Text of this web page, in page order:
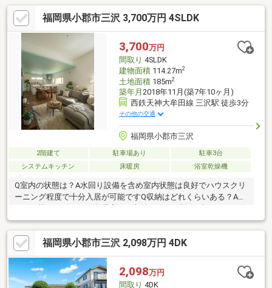
う物件をまとめてご紹介します。気になる物件は実際に現地へご
案内し、複数物件を比較ができます◎初めての住まい探しの方
も、安心してご相談ください！＼全国730店舗以上展開！／ハウ
スドゥだからこその豊富な情報量と実績を生かし、お客様の『夢
のかたち』を住まいとして実現できるようサポートします。
福岡県小郡市三沢 3,700万円 4SLDK
3,700万円
間取り 4SLDK
建物面積114.27m2
土地面積185m2
築年月 2018年11月(築7年10ヶ月)
西鉄天神大牟田線 三沢駅 徒歩3分
その他の交通
福岡県小郡市三沢
2階建て 駐車場あり
駐車3台
システムキッチン
床暖房 浴室乾燥機
Q室内の状態は？A水回り設備を含め室内状態は良好でハウスクリ
ーニング程度で十分入居が可能ですQ収納はどれくらいある？Aオ
クロークと１階２階の大型ウォークインクローゼットをファミリ
ークローゼットとして活用しており、収納だけで約１５㎡（約９
帖）程の広さを確保しておりますQエクステリアはどこがした
の？A数々の賞を受賞されている田主丸建設緑地様が手掛けてお
り、玄関先から伝わるこだわりの詰まった佇まいですQ車は何台
駐車できる？A縦列で２台ずつ計４台サイズは問わず駐車可能で
福岡県小郡市三沢 2,098万円 4DK
2,098万円
間取り 4DK